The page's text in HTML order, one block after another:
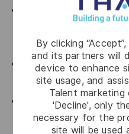
By clicking
and its partners will
device to enhance
site usage, and
Talent
'Decline', only
necessary for the
site will be used
De solides compétences
ingénierie des
La connaissance des
simulation matérielle
Une bonne
télécommunications des